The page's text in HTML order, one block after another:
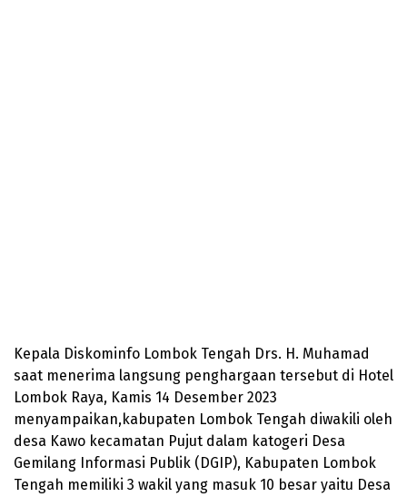
Kepala Diskominfo Lombok Tengah Drs. H. Muhamad
saat menerima langsung penghargaan tersebut di Hotel
Lombok Raya, Kamis 14 Desember 2023
menyampaikan,kabupaten Lombok Tengah diwakili oleh
desa Kawo kecamatan Pujut dalam katogeri Desa
Gemilang Informasi Publik (DGIP), Kabupaten Lombok
Tengah memiliki 3 wakil yang masuk 10 besar yaitu Desa